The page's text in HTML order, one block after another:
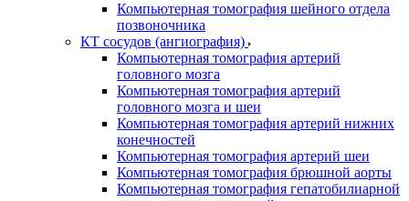
Компьютерная томография шейного отдела
позвоночника
КТ сосудов (ангиография)
Компьютерная томография артерий
головного мозга
Компьютерная томография артерий
головного мозга и шеи
Компьютерная томография артерий нижних
конечностей
Компьютерная томография артерий шеи
Компьютерная томография брюшной аорты
Компьютерная томография гепатобилиарной